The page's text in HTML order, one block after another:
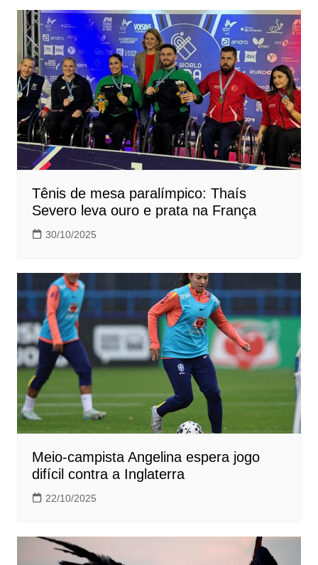
Tênis de mesa paralímpico: Thaís
Severo leva ouro e prata na França
30/10/2025
Meio-campista Angelina espera jogo
difícil contra a Inglaterra
22/10/2025